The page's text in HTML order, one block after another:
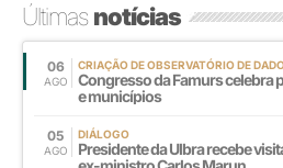
Últimasnotícias
06
AGO
CRIAÇÃO DE OBSERVATÓRIO DE
Congresso da Famurs celebra
e municípios
05
AGO
DIÁLOGO
Presidente da Ulbra recebe